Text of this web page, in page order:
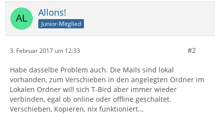
Allons!
Junior-Mitglied
3. Februar 2017 um 12:33 #2
Habe dasselbe Problem auch. Die Mails sind lokal
vorhanden, zum Verschieben in den angelegten Ordner im
Lokalen Ordner will sich T-Bird aber immer wieder
verbinden, egal ob online oder offline geschaltet.
Verschieben, Kopieren, nix funktioniert...